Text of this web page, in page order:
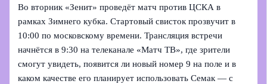
Во вторник «Зенит» проведёт матч против ЦСКА в
рамках Зимнего кубка. Стартовый свисток прозвучит в
10:00 по московскому времени. Трансляция встречи
начнётся в 9:30 на телеканале «Матч ТВ», где зрители
смогут увидеть, появится ли новый номер 9 на поле и в
каком качестве его планирует использовать Семак — с